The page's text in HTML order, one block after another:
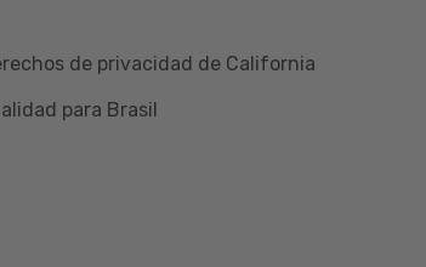
de privacidad de California
para Brasil